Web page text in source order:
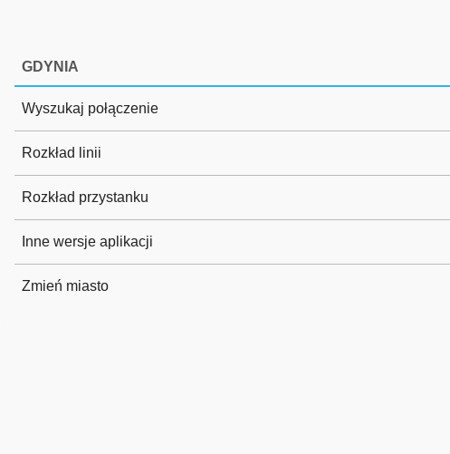
GDYNIA
Wyszukaj połączenie
Rozkład linii
Rozkład przystanku
Inne wersje aplikacji
Zmień miasto